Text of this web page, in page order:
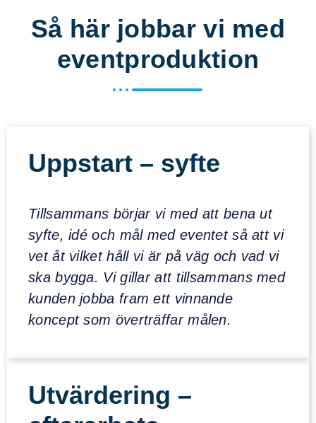
Så här jobbar vi med
eventproduktion
Uppstart – syfte
Tillsammans börjar vi med att bena ut
syfte, idé och mål med eventet så att vi
vet åt vilket håll vi är på väg och vad vi
ska bygga. Vi gillar att tillsammans med
kunden jobba fram ett vinnande
koncept som överträffar målen.
Utvärdering –